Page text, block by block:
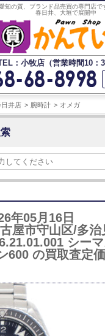
知の質、ブランド品売買の専門店で
春日井、大垣で展開中
：小牧店（営業時間10：
日井店 腕時計 オメガ
年05月16日
古屋市守山区/多
シー
600 の買取査定